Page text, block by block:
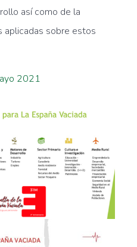
así como de la
aplicadas sobre estos
2021